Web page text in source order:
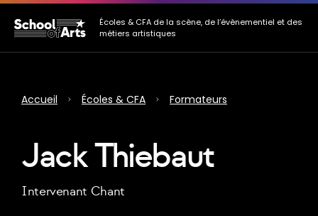
Allez au contenu principal Allez au menu Allez au pied de page
Écoles & CFA de la scène, de l’évènementiel et des
métiers artistiques
Accueil Écoles & CFA Formateurs
Jack Thiebaut
Intervenant Chant